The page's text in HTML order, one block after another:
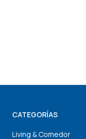
CATEGORÍAS
Living & Comedor